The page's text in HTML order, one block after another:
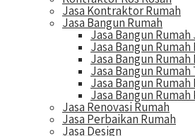
Jasa Kontraktor Rumah
Jasa Bangun Rumah
Jasa Bangun
Jasa Bangun Rumah
Jasa Bangun
Jasa Bangun Rumah
Jasa Bangun Rumah
Jasa Bangun Rumah
Jasa Renovasi Rumah
Jasa Perbaikan Rumah
Jasa Design